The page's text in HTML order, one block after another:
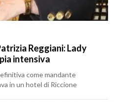
Reggiani: Lady
intensiva
come mandante
in un hotel di Riccione